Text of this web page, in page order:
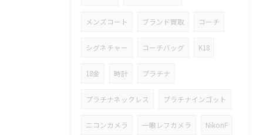
メンズコート ブランド買取 コーチ
シグネチャー コーチバッグ K18
18金 時計 プラチナ
プラチナネックレス プラチナインゴット
ニコンカメラ 一眼レフカメラ NikonF